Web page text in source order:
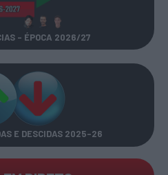
- ÉPOCA 2026/27
E DESCIDAS 2025-26